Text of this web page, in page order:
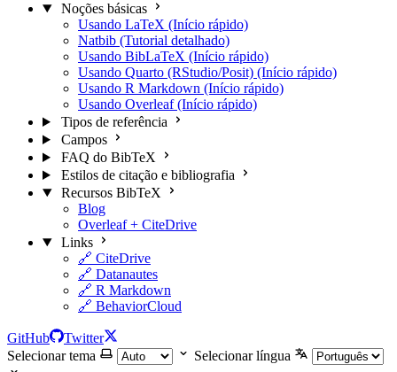
Noções básicas
Usando LaTeX (Início rápido)
Natbib (Tutorial detalhado)
Usando BibLaTeX (Início rápido)
Usando Quarto (RStudio/Posit) (Início rápido)
Usando R Markdown (Início rápido)
Usando Overleaf (Início rápido)
Tipos de referência
Campos
FAQ do BibTeX
Estilos de citação e bibliografia
Recursos BibTeX
Blog
Overleaf + CiteDrive
Links
🔗 CiteDrive
🔗 Datanautes
🔗 R Markdown
🔗 BehaviorCloud
GitHub
Twitter
Selecionar tema
Selecionar língua